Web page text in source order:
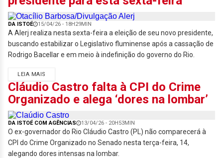
DA ISTOÉ 15/04/26 - 18H29MIN
A Alerj realiza nesta sexta-feira a eleição de seu novo presidente,
buscando estabilizar o Legislativo fluminense após a cassação de
Rodrigo Bacellar e em meio à indefinição do governo do Rio.
LEIA MAIS
Cláudio Castro falta à CPI do Crime
Organizado e alega ‘dores na lombar’
DA ISTOÉ COM AGÊNCIAS 13/04/26 - 20H53MIN
O ex-governador do Rio Cláudio Castro (PL) não comparecerá à
CPI do Crime Organizado no Senado nesta terça-feira, 14,
alegando dores intensas na lombar.